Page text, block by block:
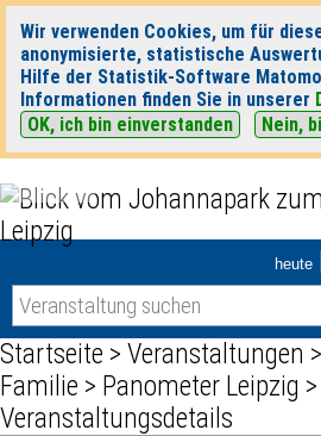
Wir verwenden Cookies, um für
anonymisierte, statistische
Hilfe der Statistik-Software
Informationen finden Sie in unserer
OK, ich bin einverstanden
Nein,
heute |
Startseite > Veranstaltungen >
Familie > Panometer Leipzig >
Veranstaltungsdetails